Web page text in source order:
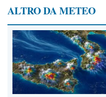
ALTRO DA METEO